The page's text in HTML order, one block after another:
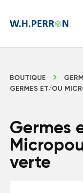
BOUTIQUE
GERMES ET/OU
Germes
verte